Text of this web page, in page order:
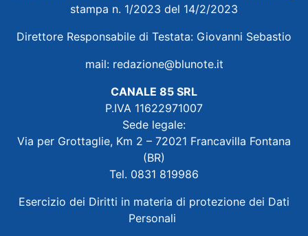
stampa n. 1/2023 del 14/2/2023
Direttore Responsabile di Testata: Giovanni Sebastio
mail: redazione@blunote.it
CANALE 85 SRL
P.IVA 11622971007
Sede legale:
Via per Grottaglie, Km 2 – 72021 Francavilla Fontana
(BR)
Tel. 0831 819986
Esercizio dei Diritti in materia di protezione dei Dati
Personali